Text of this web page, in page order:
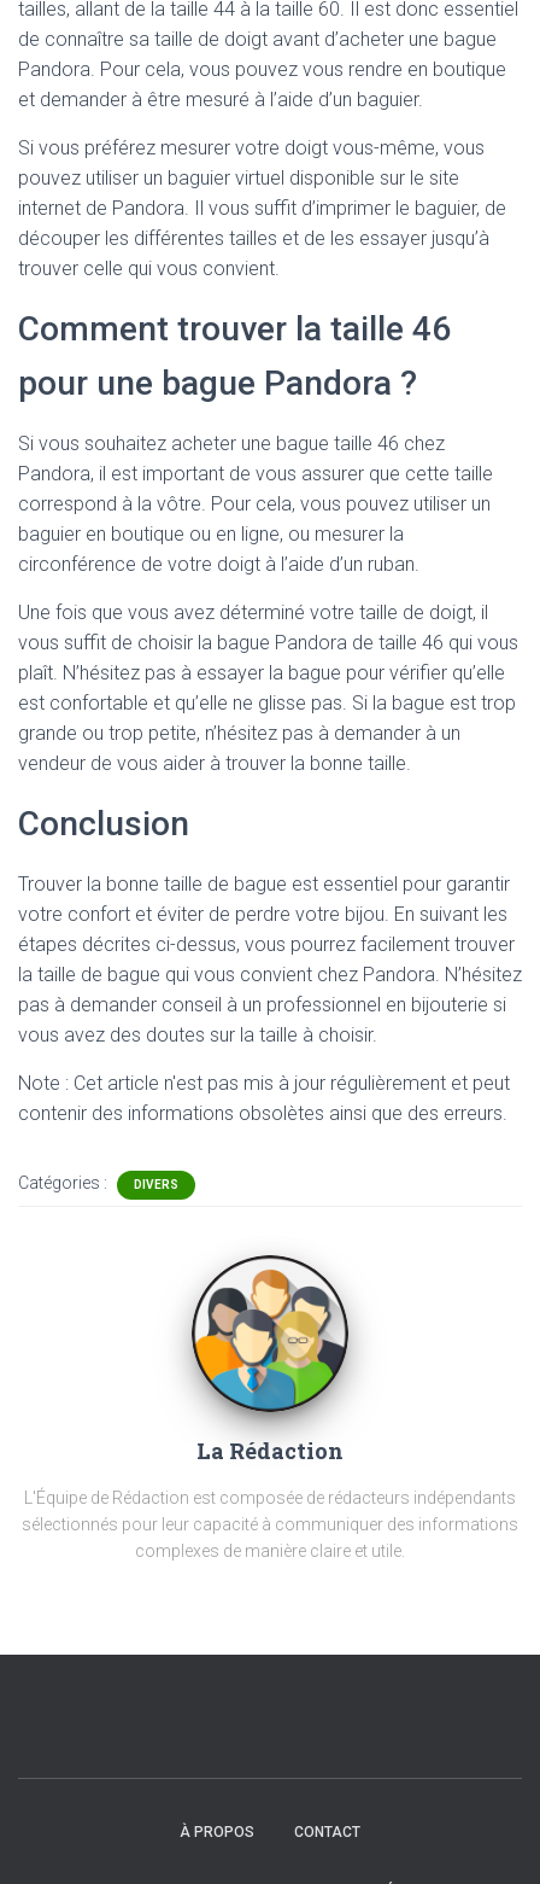
tailles, allant de la taille 44 à la taille 60. Il est donc essentiel
de connaître sa taille de doigt avant d’acheter une bague
Pandora. Pour cela, vous pouvez vous rendre en boutique
et demander à être mesuré à l’aide d’un baguier.
Si vous préférez mesurer votre doigt vous-même, vous
pouvez utiliser un baguier virtuel disponible sur le site
internet de Pandora. Il vous suffit d’imprimer le baguier, de
découper les différentes tailles et de les essayer jusqu’à
trouver celle qui vous convient.
Comment trouver la taille 46
pour une bague Pandora ?
Si vous souhaitez acheter une bague taille 46 chez
Pandora, il est important de vous assurer que cette taille
correspond à la vôtre. Pour cela, vous pouvez utiliser un
baguier en boutique ou en ligne, ou mesurer la
circonférence de votre doigt à l’aide d’un ruban.
Une fois que vous avez déterminé votre taille de doigt, il
vous suffit de choisir la bague Pandora de taille 46 qui vous
plaît. N’hésitez pas à essayer la bague pour vérifier qu’elle
est confortable et qu’elle ne glisse pas. Si la bague est trop
grande ou trop petite, n’hésitez pas à demander à un
vendeur de vous aider à trouver la bonne taille.
Conclusion
Trouver la bonne taille de bague est essentiel pour garantir
votre confort et éviter de perdre votre bijou. En suivant les
étapes décrites ci-dessus, vous pourrez facilement trouver
la taille de bague qui vous convient chez Pandora. N’hésitez
pas à demander conseil à un professionnel en bijouterie si
vous avez des doutes sur la taille à choisir.
Note : Cet article n'est pas mis à jour régulièrement et peut
contenir des informations obsolètes ainsi que des erreurs.
Catégories : DIVERS
La Rédaction
L'Équipe de Rédaction est composée de rédacteurs indépendants
sélectionnés pour leur capacité à communiquer des informations
complexes de manière claire et utile.
À PROPOS CONTACT